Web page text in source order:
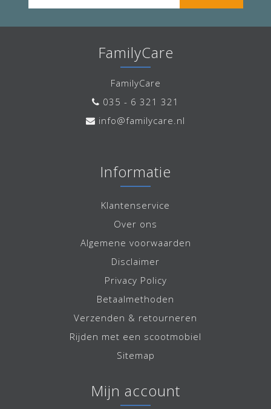
FamilyCare
FamilyCare
035 - 6 321 321
info@familycare.nl
Informatie
Klantenservice
Over ons
Algemene voorwaarden
Disclaimer
Privacy Policy
Betaalmethoden
Verzenden & retourneren
Rijden met een scootmobiel
Sitemap
Mijn account